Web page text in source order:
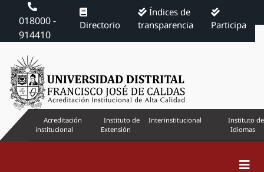
018000 -
914410
Directorio
Índices de
transparencia
Participa
Acreditación
institucional
Instituto de
Extensión
Interinstitucional
Instituto de
Idiomas